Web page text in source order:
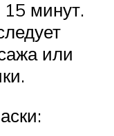
минут.
или